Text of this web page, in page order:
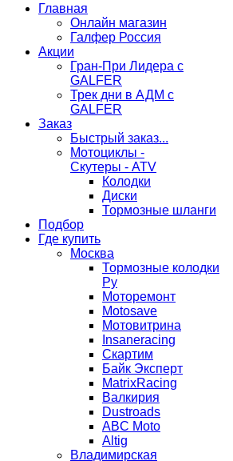
Главная
Онлайн магазин
Галфер Россия
Акции
Гран-При Лидера c
GALFER
Трек дни в АДМ с
GALFER
Заказ
Быстрый заказ...
Мотоциклы -
Скутеры - ATV
Колодки
Диски
Тормозные шланги
Подбор
Где купить
Москва
Тормозные колодки
Ру
Моторемонт
Motosave
Мотовитрина
Insaneracing
Скартим
Байк Эксперт
MatrixRacing
Валкирия
Dustroads
ABC Moto
Altig
Владимирская